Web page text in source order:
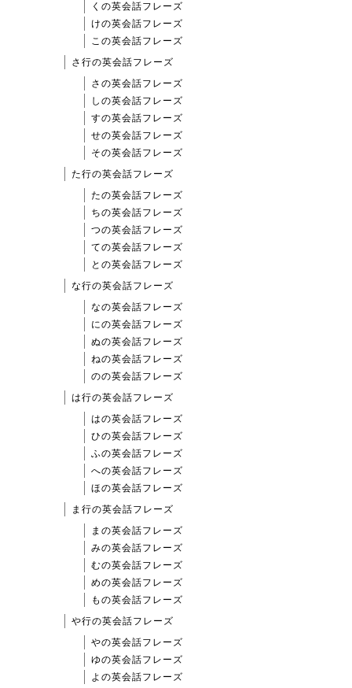
くの英会話フレーズ
けの英会話フレーズ
この英会話フレーズ
さ行の英会話フレーズ
さの英会話フレーズ
しの英会話フレーズ
すの英会話フレーズ
せの英会話フレーズ
その英会話フレーズ
た行の英会話フレーズ
たの英会話フレーズ
ちの英会話フレーズ
つの英会話フレーズ
ての英会話フレーズ
との英会話フレーズ
な行の英会話フレーズ
なの英会話フレーズ
にの英会話フレーズ
ぬの英会話フレーズ
ねの英会話フレーズ
のの英会話フレーズ
は行の英会話フレーズ
はの英会話フレーズ
ひの英会話フレーズ
ふの英会話フレーズ
への英会話フレーズ
ほの英会話フレーズ
ま行の英会話フレーズ
まの英会話フレーズ
みの英会話フレーズ
むの英会話フレーズ
めの英会話フレーズ
もの英会話フレーズ
や行の英会話フレーズ
やの英会話フレーズ
ゆの英会話フレーズ
よの英会話フレーズ